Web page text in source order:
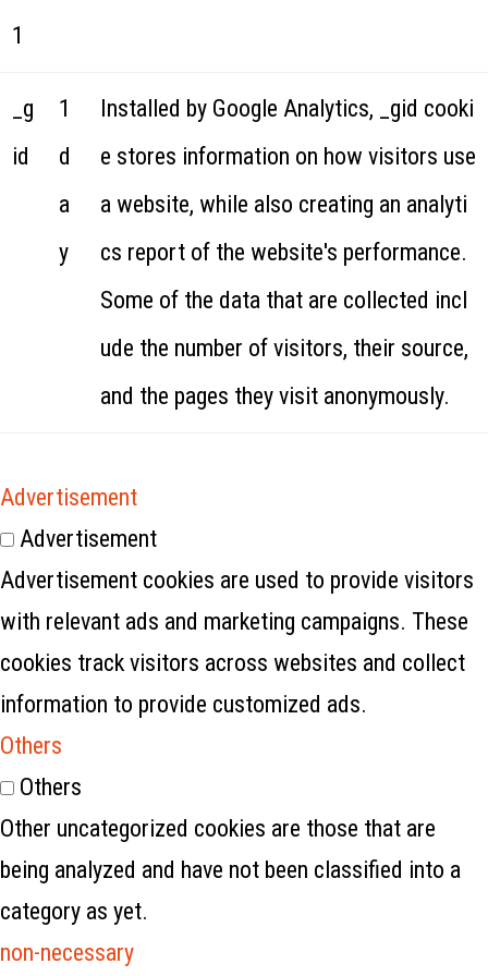
1
_g
id
1
d
a
y
Installed by Google Analytics, _gid cooki
e stores information on how visitors use
a website, while also creating an analyti
cs report of the website's performance.
Some of the data that are collected incl
ude the number of visitors, their source,
and the pages they visit anonymously.
Advertisement
Advertisement
Advertisement cookies are used to provide visitors
with relevant ads and marketing campaigns. These
cookies track visitors across websites and collect
information to provide customized ads.
Others
Others
Other uncategorized cookies are those that are
being analyzed and have not been classified into a
category as yet.
non-necessary